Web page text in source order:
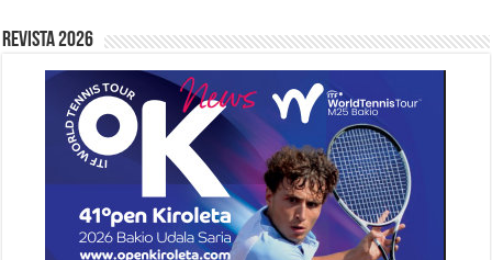
Revista 2026